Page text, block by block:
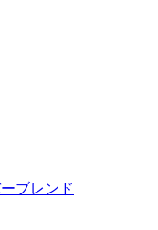
ブレンド